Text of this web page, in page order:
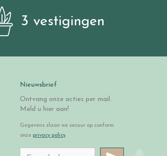
3 vestigingen
Nieuwsbrief
Ontvang onze acties per mail.
Meld u hier aan!
Gegevens slaan we secuur op conform
onze privacy policy.